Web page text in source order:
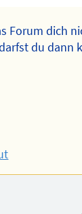
Forum dich
du dann